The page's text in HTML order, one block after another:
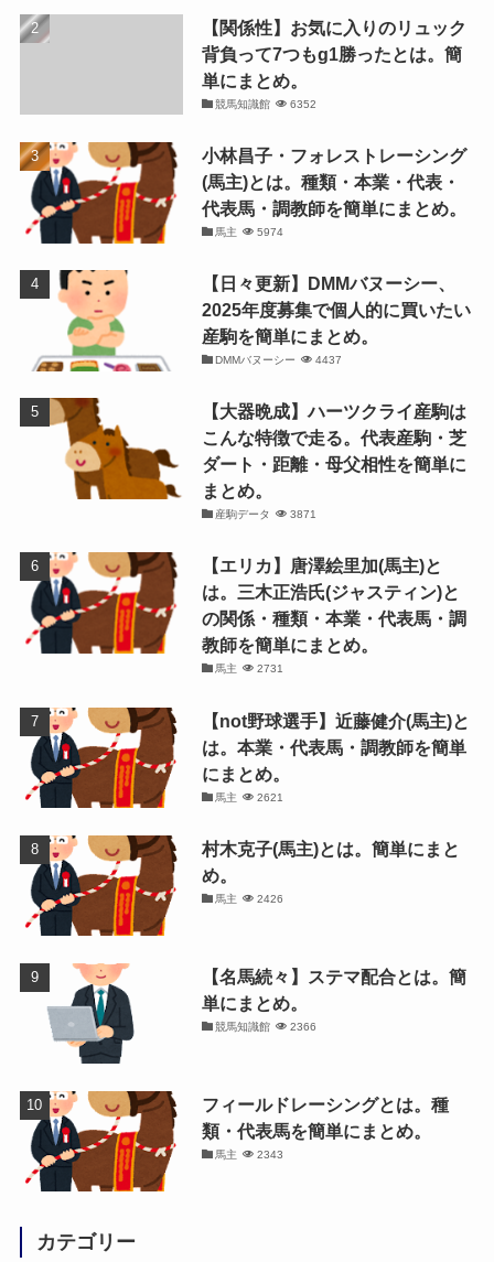
【関係性】お気に入りのリュック
背負って7つもg1勝ったとは。簡
単にまとめ。
競馬知識館 6352
小林昌子・フォレストレーシング
(馬主)とは。種類・本業・代表・
代表馬・調教師を簡単にまとめ。
馬主 5974
【日々更新】DMMバヌーシー、
2025年度募集で個人的に買いたい
産駒を簡単にまとめ。
DMMバヌーシー 4437
【大器晩成】ハーツクライ産駒は
こんな特徴で走る。代表産駒・芝
ダート・距離・母父相性を簡単に
まとめ。
産駒データ 3871
【エリカ】唐澤絵里加(馬主)と
は。三木正浩氏(ジャスティン)と
の関係・種類・本業・代表馬・調
教師を簡単にまとめ。
馬主 2731
【not野球選手】近藤健介(馬主)と
は。本業・代表馬・調教師を簡単
にまとめ。
馬主 2621
村木克子(馬主)とは。簡単にまと
め。
馬主 2426
【名馬続々】ステマ配合とは。簡
単にまとめ。
競馬知識館 2366
フィールドレーシングとは。種
類・代表馬を簡単にまとめ。
馬主 2343
カテゴリー